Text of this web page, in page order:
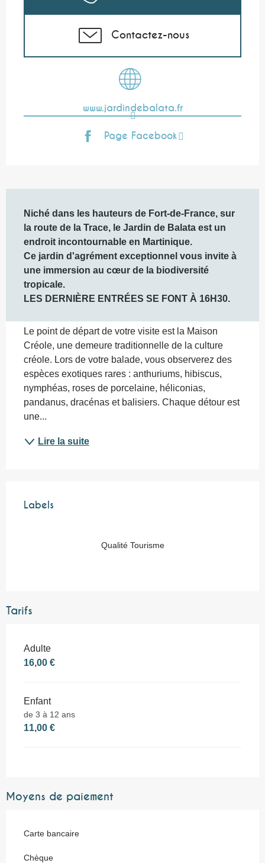
Contactez-nous
www.jardindebalata.fr
Page Facebook
Niché dans les hauteurs de Fort-de-France, sur
la route de la Trace, le Jardin de Balata est un
endroit incontournable en Martinique.
Ce jardin d'agrément exceptionnel vous invite à
une immersion au cœur de la biodiversité
tropicale.
LES DERNIÈRE ENTRÉES SE FONT À 16H30.
Le point de départ de votre visite est la Maison
Créole, une demeure traditionnelle de la culture
créole. Lors de votre balade, vous observerez des
espèces exotiques rares : anthuriums, hibiscus,
nymphéas, roses de porcelaine, héliconias,
pandanus, dracénas et balisiers. Chaque détour est
une...
Lire la suite
Labels
Labels
Qualité Tourisme
Tarifs
Adulte
16,00 €
Enfant
de 3 à 12 ans
11,00 €
Moyens de paiement
Carte bancaire
Chèque